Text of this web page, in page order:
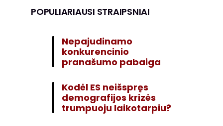
POPULIARIAUSI STRAIPSNIAI
Nepajudinamo
konkurencinio
pranašumo pabaiga
Kodėl ES neišspręs
demografijos krizės
trumpuoju laikotarpiu?